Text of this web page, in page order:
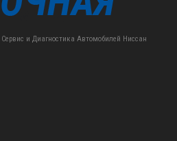
и Диагностика Автомобилей Ниссан